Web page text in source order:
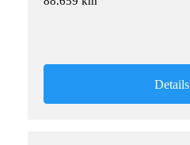
Details